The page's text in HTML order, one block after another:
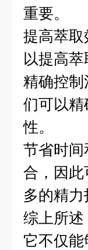
重要。
提高萃
以提高
精确控
们可以
性。
节省时
合，因
多的精力
综上所
它不仅